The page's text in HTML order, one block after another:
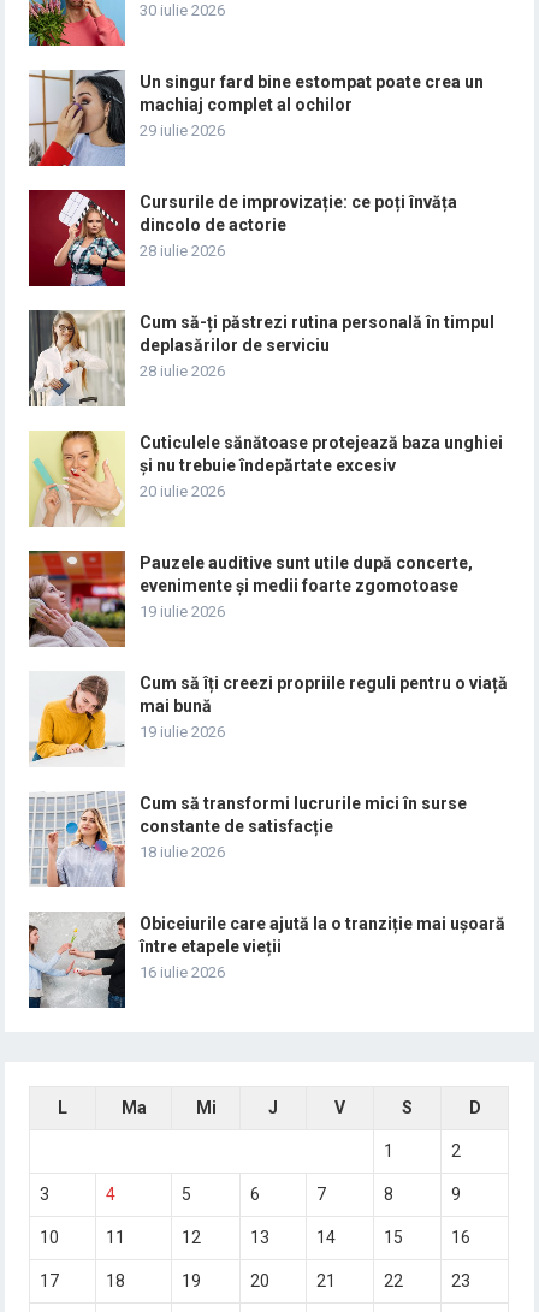
30 iulie 2026
Un singur fard bine estompat poate crea un
machiaj complet al ochilor
29 iulie 2026
Cursurile de improvizație: ce poți învăța
dincolo de actorie
28 iulie 2026
Cum să-ți păstrezi rutina personală în timpul
deplasărilor de serviciu
28 iulie 2026
Cuticulele sănătoase protejează baza unghiei
și nu trebuie îndepărtate excesiv
20 iulie 2026
Pauzele auditive sunt utile după concerte,
evenimente și medii foarte zgomotoase
19 iulie 2026
Cum să îți creezi propriile reguli pentru o viață
mai bună
19 iulie 2026
Cum să transformi lucrurile mici în surse
constante de satisfacție
18 iulie 2026
Obiceiurile care ajută la o tranziție mai ușoară
între etapele vieții
16 iulie 2026
L Ma Mi J V S D
1 2
3 4 5 6 7 8 9
10 11 12 13 14 15 16
17 18 19 20 21 22 23